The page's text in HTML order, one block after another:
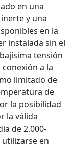
en una
y una
en la
instalada sin el
tensión
a la
limitado de
de
la posibilidad
la válida
de 2.000-
en